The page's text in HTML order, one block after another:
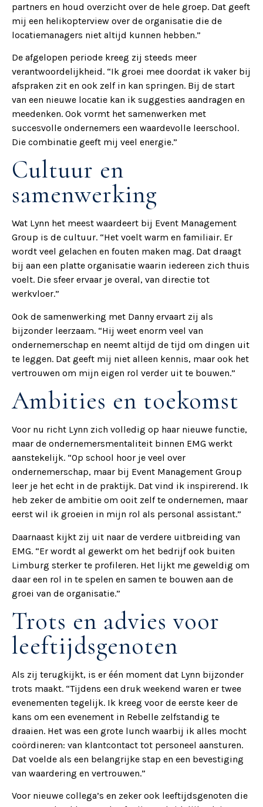
partners en houd overzicht over de hele groep. Dat geeft
mij een helikopterview over de organisatie die de
locatiemanagers niet altijd kunnen hebben.”
De afgelopen periode kreeg zij steeds meer
verantwoordelijkheid. “Ik groei mee doordat ik vaker bij
afspraken zit en ook zelf in kan springen. Bij de start
van een nieuwe locatie kan ik suggesties aandragen en
meedenken. Ook vormt het samenwerken met
succesvolle ondernemers een waardevolle leerschool.
Die combinatie geeft mij veel energie.”
Cultuur en
samenwerking
Wat Lynn het meest waardeert bij Event Management
Group is de cultuur. “Het voelt warm en familiair. Er
wordt veel gelachen en fouten maken mag. Dat draagt
bij aan een platte organisatie waarin iedereen zich thuis
voelt. Die sfeer ervaar je overal, van directie tot
werkvloer.”
Ook de samenwerking met Danny ervaart zij als
bijzonder leerzaam. “Hij weet enorm veel van
ondernemerschap en neemt altijd de tijd om dingen uit
te leggen. Dat geeft mij niet alleen kennis, maar ook het
vertrouwen om mijn eigen rol verder uit te bouwen.”
Ambities en toekomst
Voor nu richt Lynn zich volledig op haar nieuwe functie,
maar de ondernemersmentaliteit binnen EMG werkt
aanstekelijk. “Op school hoor je veel over
ondernemerschap, maar bij Event Management Group
leer je het echt in de praktijk. Dat vind ik inspirerend. Ik
heb zeker de ambitie om ooit zelf te ondernemen, maar
eerst wil ik groeien in mijn rol als personal assistant.”
Daarnaast kijkt zij uit naar de verdere uitbreiding van
EMG. “Er wordt al gewerkt om het bedrijf ook buiten
Limburg sterker te profileren. Het lijkt me geweldig om
daar een rol in te spelen en samen te bouwen aan de
groei van de organisatie.”
Trots en advies voor
leeftijdsgenoten
Als zij terugkijkt, is er één moment dat Lynn bijzonder
trots maakt. “Tijdens een druk weekend waren er twee
evenementen tegelijk. Ik kreeg voor de eerste keer de
kans om een evenement in Rebelle zelfstandig te
draaien. Het was een grote lunch waarbij ik alles mocht
coördineren: van klantcontact tot personeel aansturen.
Dat voelde als een belangrijke stap en een bevestiging
van waardering en vertrouwen.”
Voor nieuwe collega’s en zeker ook leeftijdsgenoten die